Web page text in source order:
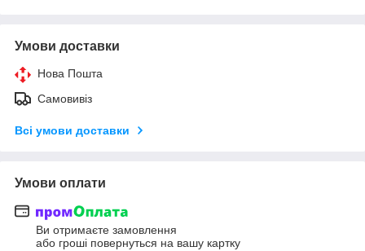
Умови доставки
Нова Пошта
Самовивіз
Всі умови доставки
Умови оплати
Ви отримаєте замовлення
або гроші повернуться на вашу картку